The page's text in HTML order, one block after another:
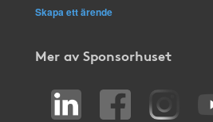
Skapa ett ärende
Mer av Sponsorhuset